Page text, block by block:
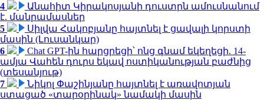
4
Անահիտ Կիրակոսյանի դուստրն ամուսնանում
է. մանրամասներ
5
Սիլվա Հակոբյանը հայտնել է ցավալի կորստի
մասին (Լուսանկար)
6
Chat GPT-ին հարցրեցի՝ ոնց գնամ եկեղեցի. 14-
ամյա Վահեն դուրս եկավ ոստիկանության բաժնից
(տեսանյութ)
7
Նիկոլ Փաշինյանը հայտնել է առավոտյան
ստացած «տարօրինակ» նամակի մասին